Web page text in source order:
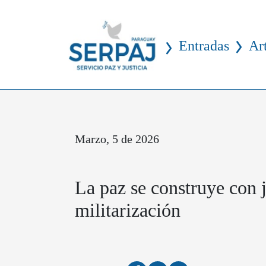
Entradas
Marzo, 5 de 2026
La paz se construye con
militarización